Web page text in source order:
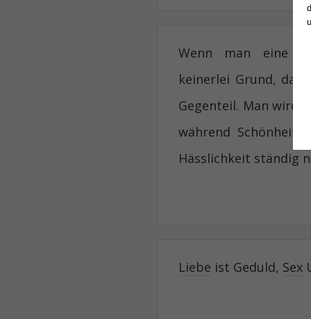
Wenn man eine
keinerlei Grund,
Gegenteil. Man wird
während Schönheit
Hässlichkeit ständig
Liebe ist Geduld, Sex